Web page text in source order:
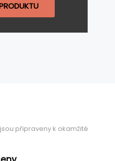
připraveny k okamžité